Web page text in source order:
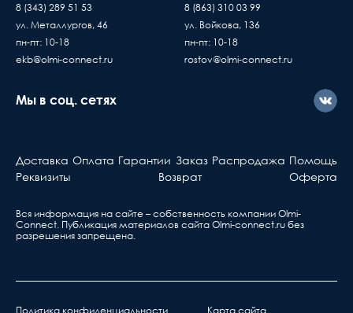
8 (343) 289 51 53
ул. Металлургов, 46
пн-пт: 10-18
ekb@olmi-connect.ru
8 (863) 310 03 99
ул. Войкова, 136
пн-пт: 10-18
rostov@olmi-connect.ru
Мы в соц. сетях
Доставка Оплата Гарантии Заказ Распродажа Помощь
Реквизиты
Возврат Оферта
Вся информация на сайте – собственность компании Olmi-
Сonnect. Публикация материалов сайта Olmi-connect.ru без
разрешения запрещена.
Политика конфиденциальности Карта сайта